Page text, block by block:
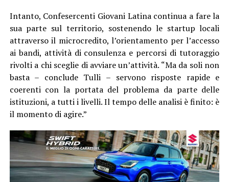
Intanto, Confesercenti Giovani Latina continua a fare la
sua parte sul territorio, sostenendo le startup locali
attraverso il microcredito, l’orientamento per l’accesso
ai bandi, attività di consulenza e percorsi di tutoraggio
rivolti a chi sceglie di avviare un’attività. “Ma da soli non
basta – conclude Tulli – servono risposte rapide e
coerenti con la portata del problema da parte delle
istituzioni, a tutti i livelli. Il tempo delle analisi è finito: è
il momento di agire.”